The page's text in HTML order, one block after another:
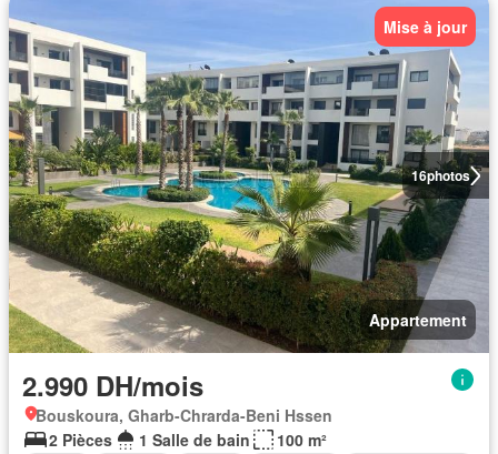
16photos
Mise à jour
Appartement
2.990 DH/mois
Bouskoura, Gharb-Chrarda-Beni Hssen
2 Pièces
1 Salle de bain
100 m²